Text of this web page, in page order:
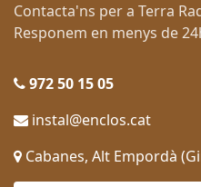
Contacta'ns per a Terra
Responem en menys de
972 50 15 05
instal@enclos.cat
Cabanes, Alt Empordà